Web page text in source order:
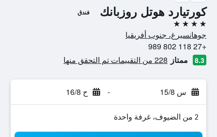
كورتيارد هوتل روزبانك فندق
4 نجوم
جوهانسبرغ، جنوب أفريقيا
+27 118 802 989
8.3 ممتاز 228 من التقييمات تم التحقق منها
س 15/8 - ح 16/8
2 من الضيوف، غرفة واحدة